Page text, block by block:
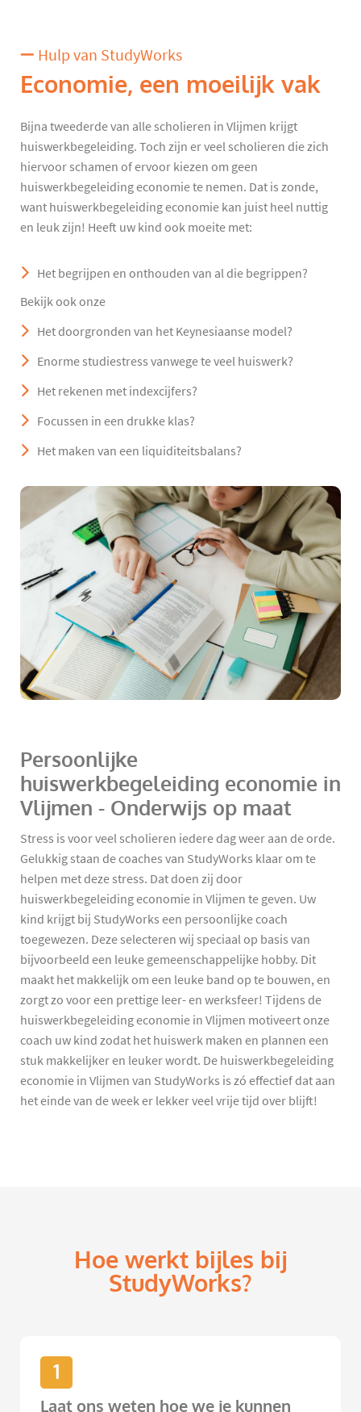
Hulp van StudyWorks
Economie, een moeilijk vak
Bijna tweederde van alle scholieren in Vlijmen krijgt
huiswerkbegeleiding. Toch zijn er veel scholieren die zich
hiervoor schamen of ervoor kiezen om geen
huiswerkbegeleiding economie te nemen. Dat is zonde,
want huiswerkbegeleiding economie kan juist heel nuttig
en leuk zijn! Heeft uw kind ook moeite met:
Het begrijpen en onthouden van al die begrippen?
Bekijk ook onze
Het doorgronden van het Keynesiaanse model?
Enorme studiestress vanwege te veel huiswerk?
Het rekenen met indexcijfers?
Focussen in een drukke klas?
Het maken van een liquiditeitsbalans?
Persoonlijke
huiswerkbegeleiding economie in
Vlijmen - Onderwijs op maat
Stress is voor veel scholieren iedere dag weer aan de orde.
Gelukkig staan de coaches van StudyWorks klaar om te
helpen met deze stress. Dat doen zij door
huiswerkbegeleiding economie in Vlijmen te geven. Uw
kind krijgt bij StudyWorks een persoonlijke coach
toegewezen. Deze selecteren wij speciaal op basis van
bijvoorbeeld een leuke gemeenschappelijke hobby. Dit
maakt het makkelijk om een leuke band op te bouwen, en
zorgt zo voor een prettige leer- en werksfeer! Tijdens de
huiswerkbegeleiding economie in Vlijmen motiveert onze
coach uw kind zodat het huiswerk maken en plannen een
stuk makkelijker en leuker wordt. De huiswerkbegeleiding
economie in Vlijmen van StudyWorks is zó effectief dat aan
het einde van de week er lekker veel vrije tijd over blijft!
Hoe werkt bijles bij
StudyWorks?
1
Laat ons weten hoe we je kunnen